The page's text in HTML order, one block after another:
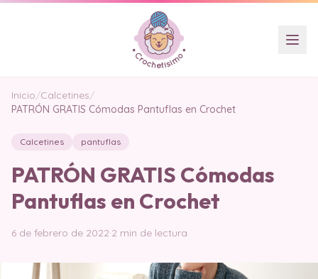
Inicio/Calcetines/
PATRÓN GRATIS Cómodas Pantuflas en Crochet
Calcetines pantuflas
PATRÓN GRATIS Cómodas
Pantuflas en Crochet
6 de febrero de 2022·2 min de lectura